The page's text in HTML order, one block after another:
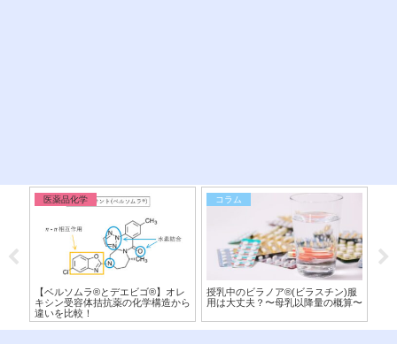
医薬品化学
【ベルソムラ®︎とデエビゴ®︎】オレ
キシン受容体拮抗薬の化学構造から
違いを比較！
コラム
授乳中のビラノア®︎(ビラスチン)服
用は大丈夫？〜母乳以降量の概算〜